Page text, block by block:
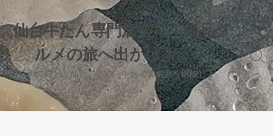
コ
ン
テ
ン
ツ
へ
ス
キ
仙台牛たん専門店巡り！絶品グ
ルメの旅へ出かけよう！
舌で味わう仙台の香り、牛たんの魅力を堪能しよ
う！
検
索
切
り
替